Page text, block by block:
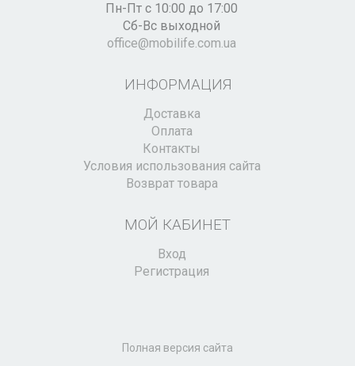
Пн-Пт с 10:00 до 17:00
Сб-Вс выходной
office@mobilife.com.ua
ИНФОРМАЦИЯ
Доставка
Оплата
Контакты
Условия использования сайта
Возврат товара
МОЙ КАБИНЕТ
Вход
Регистрация
Полная версия сайта